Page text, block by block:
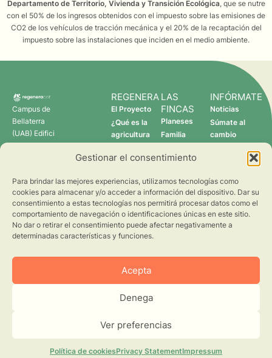
Gestionar el consentimiento
Para brindar las mejores experiencias, utilizamos tecnologías como
cookies para almacenar y/o acceder a información del dispositivo. Dar su
consentimiento a estas tecnologías nos permitirá procesar datos como el
comportamiento de navegación o identificaciones únicas en este sitio.
No dar o retirar el consentimiento puede afectar negativamente a
determinadas características y funciones.
Acepta
Denega
Ver preferencias
Política de cookiesPrivacy StatementImpressum
Departamento de Territorio, Vivienda y Transición Ecológica , que se nutre
con el 50% de los ingresos obtenidos con el impuesto sobre las emisiones de
CO2 de los vehículos de tracción mecánica y el 20% de la recaptación del
impuesto sobre las instalaciones que inciden en el medio ambiente.
Campus de
Bellaterra
(UAB) Edifici
C 08193
regenera@creaf.uab.cat
REGENERA
El Proyecto
¿Qué es la
agricultura
Quién somos
LAS
FINCAS
Planeses
Familia
Verdcamp
Pomona
Fruits
INFÓRMATE
Noticias
Súmate al
cambio